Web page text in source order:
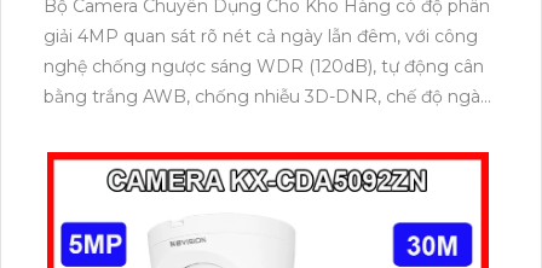
Bộ Camera Chuyên Dụng Cho Kho Hàng có độ phân
giải 4MP quan sát rõ nét cả ngày lẫn đêm, với công
nghệ chống ngược sáng WDR (120dB), tự động cân
bằng trắng AWB, chống nhiễu 3D-DNR, chế độ ngày
ổn định trong môi trường khắc nghiệt.